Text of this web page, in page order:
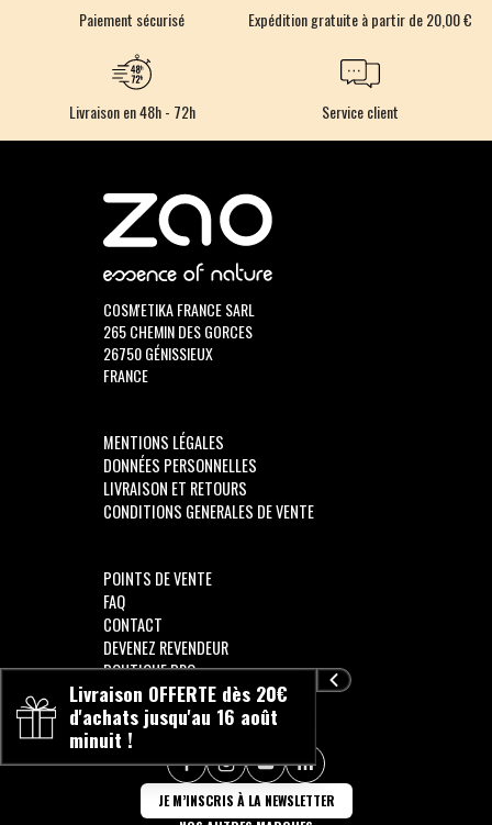
Paiement sécurisé Expédition gratuite à partir de 20,00 €
Livraison en 48h - 72h Service client
COSM'ETIKA FRANCE SARL
265 CHEMIN DES GORCES
26750 GÉNISSIEUX
FRANCE
MENTIONS LÉGALES
DONNÉES PERSONNELLES
LIVRAISON ET RETOURS
CONDITIONS GENERALES DE VENTE
POINTS DE VENTE
FAQ
CONTACT
DEVENEZ REVENDEUR
BOUTIQUE PRO
JE M’INSCRIS À LA NEWSLETTER
Livraison OFFERTE dès 20€
d'achats jusqu'au 16 août
minuit !